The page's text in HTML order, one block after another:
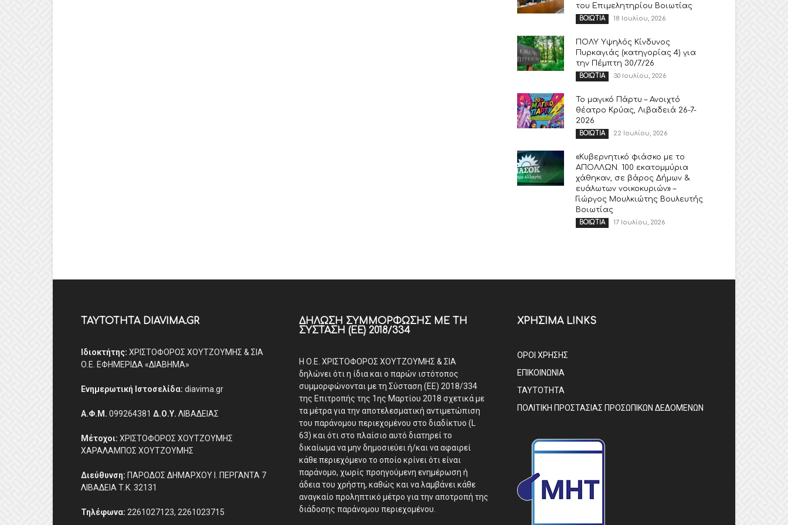
του Επιμελητηρίου Βοιωτίας
ΒΟΙΩΤΙΑ 18 Ιουλίου, 2026
ΠΟΛΥ Υψηλός Κίνδυνος
Πυρκαγιάς (κατηγορίας 4) για
την Πέμπτη 30/7/26
ΒΟΙΩΤΙΑ 30 Ιουλίου, 2026
Το μαγικό Πάρτυ – Ανοιχτό
θέατρο Κρύας, Λιβαδειά 26-7-
2026
ΒΟΙΩΤΙΑ 22 Ιουλίου, 2026
«Κυβερνητικό φιάσκο με το
ΑΠΟΛΛΩΝ. 100 εκατομμύρια
χάθηκαν, σε βάρος Δήμων &
ευάλωτων νοικοκυριών» –
Γιώργος Μουλκιώτης Βουλευτής
Βοιωτίας
ΒΟΙΩΤΙΑ 17 Ιουλίου, 2026
ΤΑΥΤΟΤΗΤΑ DIAVIMA.GR
Ιδιοκτήτης: ΧΡΙΣΤΟΦΟΡΟΣ ΧΟΥΤΖΟΥΜΗΣ & ΣΙΑ
Ο.Ε. ΕΦΗΜΕΡΙΔΑ «ΔΙΑΒΗΜΑ»
Ενημερωτική Ιστοσελίδα: diavima.gr
Α.Φ.Μ. 099264381 Δ.Ο.Υ. ΛΙΒΑΔΕΙΑΣ
Μέτοχοι: ΧΡΙΣΤΟΦΟΡΟΣ ΧΟΥΤΖΟΥΜΗΣ
ΧΑΡΑΛΑΜΠΟΣ ΧΟΥΤΖΟΥΜΗΣ
Διεύθυνση: ΠΑΡΟΔΟΣ ΔΗΜΑΡΧΟΥ Ι. ΠΕΡΓΑΝΤΑ 7
ΛΙΒΑΔΕΙΑ Τ.Κ. 32131
Τηλέφωνα: 2261027123, 2261023715
ΔΉΛΩΣΗ ΣΥΜΜΌΡΦΩΣΗΣ ΜΕ ΤΗ
ΣΎΣΤΑΣΗ (ΕΕ) 2018/334
Η Ο.Ε. ΧΡΙΣΤΟΦΟΡΟΣ ΧΟΥΤΖΟΥΜΗΣ & ΣΙΑ
δηλώνει ότι η ίδια και ο παρών ιστότοπος
συμμορφώνονται με τη Σύσταση (ΕΕ) 2018/334
της Επιτροπής της 1ης Μαρτίου 2018 σχετικά με
τα μέτρα για την αποτελεσματική αντιμετώπιση
του παράνομου περιεχομένου στο διαδίκτυο (L
63) και ότι στο πλαίσιο αυτό διατηρεί το
δικαίωμα να μην δημοσιεύει ή/και να αφαιρεί
κάθε περιεχόμενο το οποίο κρίνει ότι είναι
παράνομο, χωρίς προηγούμενη ενημέρωση ή
άδεια του χρήστη, καθώς και να λαμβάνει κάθε
αναγκαίο προληπτικό μέτρο για την αποτροπή της
διάδοσης παράνομου περιεχομένου.
ΧΡΗΣΙΜΑ LINKS
ΟΡΟΙ ΧΡΗΣΗΣ
ΕΠΙΚΟΙΝΩΝΙΑ
ΤΑΥΤΟΤΗΤΑ
ΠΟΛΙΤΙΚΗ ΠΡΟΣΤΑΣΙΑΣ ΠΡΟΣΩΠΙΚΩΝ ΔΕΔΟΜΕΝΩΝ